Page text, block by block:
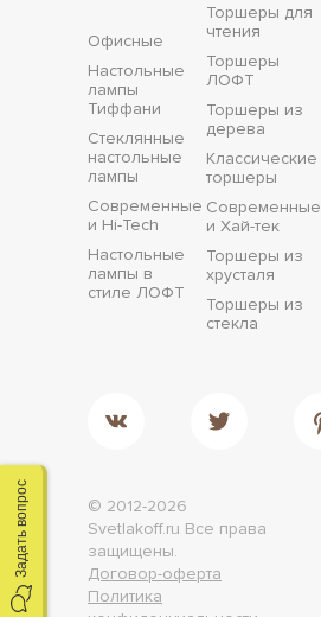
Офисные
Настольные
лампы
Тиффани
Стеклянные
настольные
лампы
Современные
и Hi-Tech
Настольные
лампы в
стиле ЛОФТ
Торшеры для
чтения
Торшеры
ЛОФТ
Торшеры из
дерева
Классические
торшеры
Современные
и Хай-тек
Торшеры из
хрусталя
Торшеры из
стекла
© 2012-2026
Svetlakoff.ru Все права
защищены.
Договор-оферта
Политика
Задать вопрос